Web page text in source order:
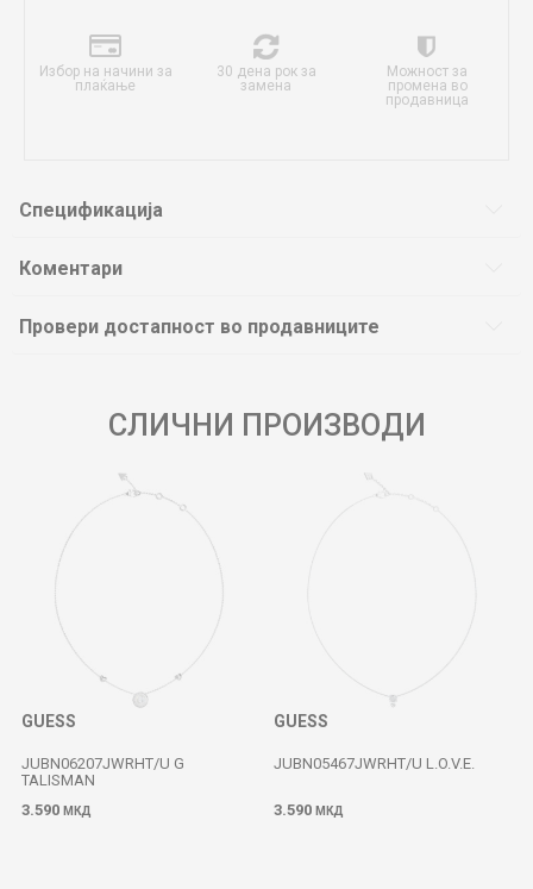
Избор на начини за
плаќање
30 дена рок за
замена
Можност за
промена во
продавница
Спецификација
Коментари
Провери достапност во продавниците
СЛИЧНИ ПРОИЗВОДИ
GUESS
JUBN06207JWRHT/U G
TALISMAN
3.590 МКД
GUESS
JUBN05467JWRHT/U L.O.V.E.
3.590 МКД